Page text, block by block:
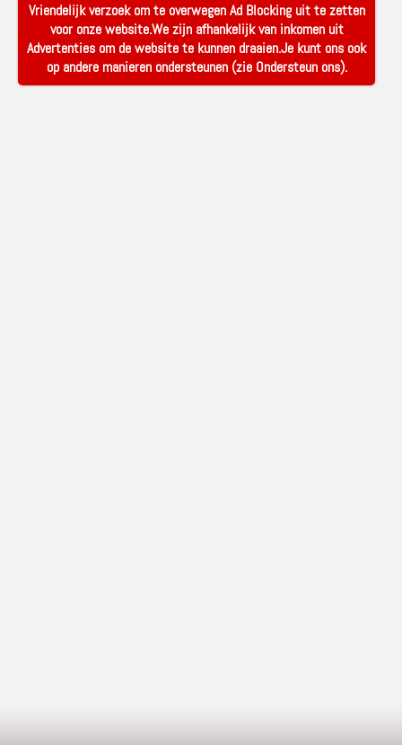
Vriendelijk verzoek om te overwegen Ad Blocking uit te zetten
voor onze website.We zijn afhankelijk van inkomen uit
Advertenties om de website te kunnen draaien.Je kunt ons ook
op andere manieren ondersteunen (zie Ondersteun ons).